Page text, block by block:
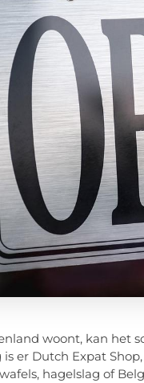
woont, kan het
er Dutch Expat
hagelslag of